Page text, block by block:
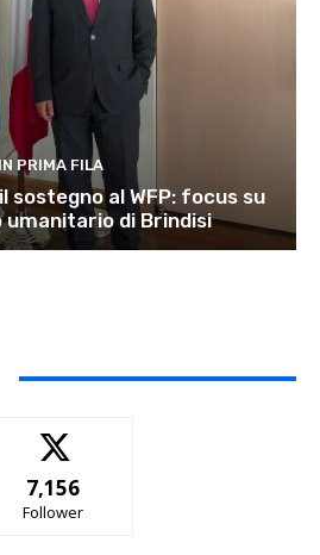
PRIMA FILA
al WFP: focus su
umanitario di Brindisi
7,156
Follower